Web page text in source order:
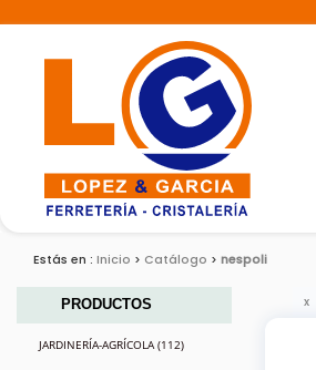
Estás en : Inicio Catálogo nespoli
PRODUCTOS
JARDINERÍA-AGRÍCOLA (112)